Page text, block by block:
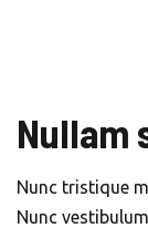
Nullam
Nunc tristique
Nunc